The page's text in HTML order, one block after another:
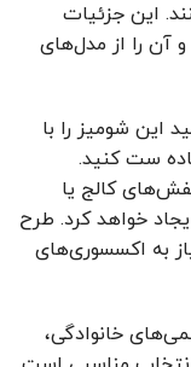
این جزئیات
آن را از مدل‌های
این شومیز را با
ست کنید.
کالج یا
خواهد کرد. طرح
به اکسسوری‌های
خانوادگی،